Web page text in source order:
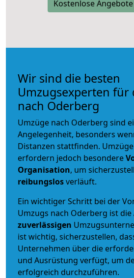
Kostenlose
Wir sind die besten
Umzugsexperten für
nach Oderberg
Umzüge nach Oderberg sind
Angelegenheit, besonders
Distanzen stattfinden.
erfordern jedoch besondere
Organisation, um
reibungslosverläuft.
Ein wichtiger Schritt bei der
Umzugs nach Oderberg ist die
zuverlässigen
ist wichtig, sicherzustellen,
Unternehmen über die
und Ausrüstung verfügt, um
erfolgreich durchzuführen.